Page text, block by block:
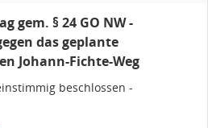
gem. § 24 GO NW -
das geplante
Johann-Fichte-Weg
beschlossen -